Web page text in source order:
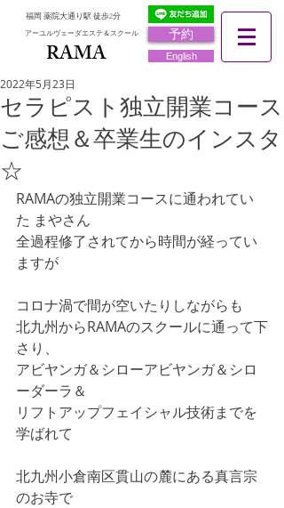
予約
福岡 薬院大通り駅 徒歩2分
アーユルヴェーダエステ＆スクール
RAMA English
セラピスト独立開業コース
ご感想＆卒業生のインスタ
☆
2022年5月23日
RAMAの独立開業コースに通われてい
た まやさん
全過程修了されてから時間が経ってい
ますが
コロナ渦で間が空いたりしながらも
北九州からRAMAのスクールに通って下
さり、
アビヤンガ＆シローアビヤンガ＆シロ
ーダーラ＆
リフトアップフェイシャル技術までを
学ばれて
北九州小倉南区貫山の麓にある真言宗
のお寺で